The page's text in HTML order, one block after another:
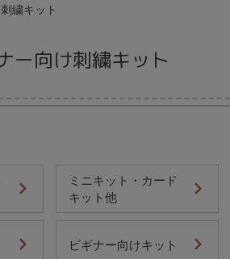
ら探す
繍キット
ー向け刺繍キット
ミニキット・カード
キット他
ビギナー向けキット